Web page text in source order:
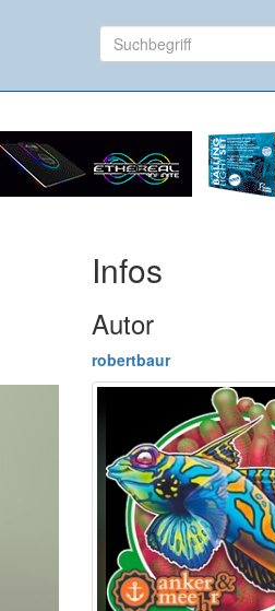
Infos
Autor
robertbaur